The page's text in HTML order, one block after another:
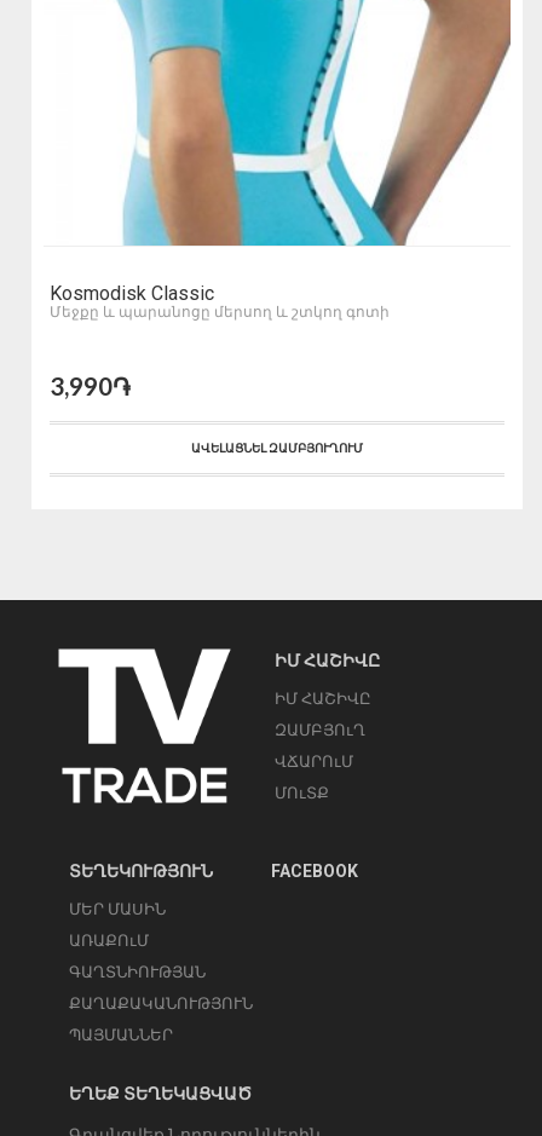
Kosmodisk Classic
Մեջքը և պարանոցը մերսող և շտկող գոտի
3,990֏
ԱՎԵԼԱՑՆԵԼ ԶԱՄԲՅՈՒՂՈՒՄ
ԻՄ ՀԱՇԻՎԸ
ԻՄ ՀԱՇԻՎԸ
ԶԱՄԲՅՈւՂ
ՎՃԱՐՈւՄ
ՄՈւՏՔ
ՏԵՂԵԿՈՒԹՅՈՒՆ
ՄԵՐ ՄԱՍԻՆ
ԱՌԱՔՈւՄ
ԳԱՂՏՆԻՈՒԹՅԱՆ
ՔԱՂԱՔԱԿԱՆՈՒԹՅՈՒՆ
ՊԱՅՄԱՆՆԵՐ
FACEBOOK
ԵՂԵՔ ՏԵՂԵԿԱՑՎԱԾ